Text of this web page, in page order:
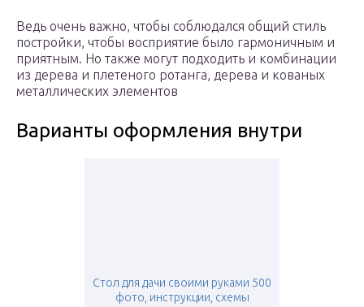
Ведь очень важно, чтобы соблюдался общий стиль
постройки, чтобы восприятие было гармоничным и
приятным. Но также могут подходить и комбинации
из дерева и плетеного ротанга, дерева и кованых
металлических элементов
Варианты оформления внутри
Стол для дачи своими руками 500
фото, инструкции, схемы